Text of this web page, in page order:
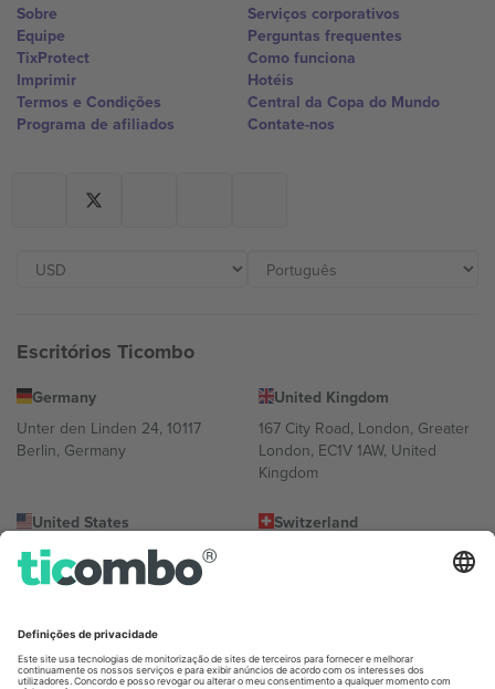
Sobre
Equipe
TixProtect
Imprimir
Termos e Condições
Programa de afiliados
Serviços corporativos
Perguntas frequentes
Como funciona
Hotéis
Central da Copa do Mundo
Contate-nos
Escritórios Ticombo
Germany
Unter den Linden 24, 10117
Berlin, Germany
United Kingdom
167 City Road, London, Greater
London, EC1V 1AW, United
Kingdom
United States
131 Continental Dr, Suite 305,
Newark, Delaware 19713, United
Switzerland
Bulgaria
Regus Sofia City West, bul
UAE Dubai Silicon Oasis, DDP